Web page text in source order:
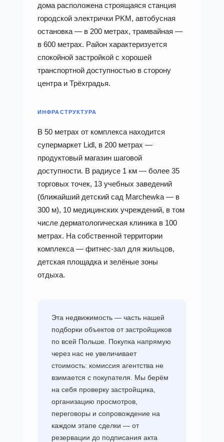
дома расположена строящаяся станция
городской электрички PKM, автобусная
остановка — в 200 метрах, трамвайная —
в 600 метрах. Район характеризуется
спокойной застройкой с хорошей
транспортной доступностью в сторону
центра и Трёхградья.
ИНФРАСТРУКТУРА
В 50 метрах от комплекса находится
супермаркет Lidl, в 200 метрах —
продуктовый магазин шаговой
доступности. В радиусе 1 км — более 35
торговых точек, 13 учебных заведений
(ближайший детский сад Marchewka — в
300 м), 10 медицинских учреждений, в том
числе дерматологическая клиника в 100
метрах. На собственной территории
комплекса — фитнес-зал для жильцов,
детская площадка и зелёные зоны
отдыха.
Эта недвижимость — часть нашей
подборки объектов от застройщиков
по всей Польше. Покупка напрямую
через нас не увеличивает
стоимость: комиссия агентства не
взимается с покупателя. Мы берём
на себя проверку застройщика,
организацию просмотров,
переговоры и сопровождение на
каждом этапе сделки — от
резервации до подписания акта